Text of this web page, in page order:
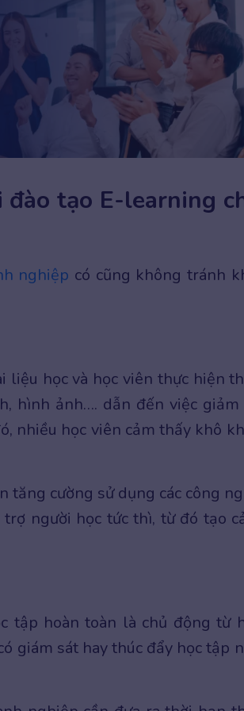
đào tạo E-learning
nghiệp có cũng không tránh
liệu học và học viên thực hiện
hình ảnh…. dẫn đến việc giảm
nhiều học viên cảm thấy khô
tăng cường sử dụng các công
người học tức thì, từ đó tạo
tập hoàn toàn là chủ động từ
giám sát hay thúc đẩy học tập